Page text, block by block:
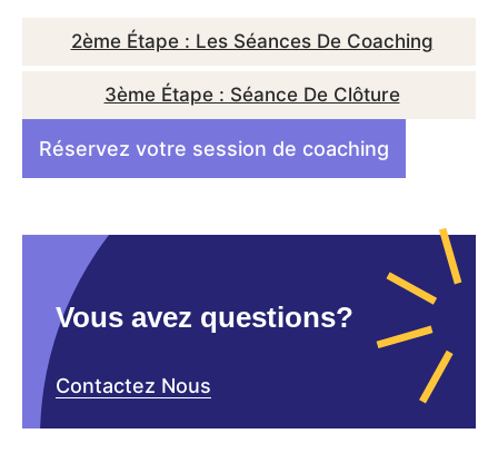
2ème Étape : Les Séances De Coaching
3ème Étape : Séance De Clôture
Réservez votre session de coaching
Vous avez questions?
Contactez Nous